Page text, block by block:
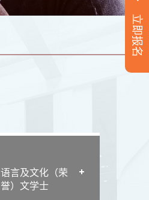
立即报名
语言及文化（荣
誉）文学士